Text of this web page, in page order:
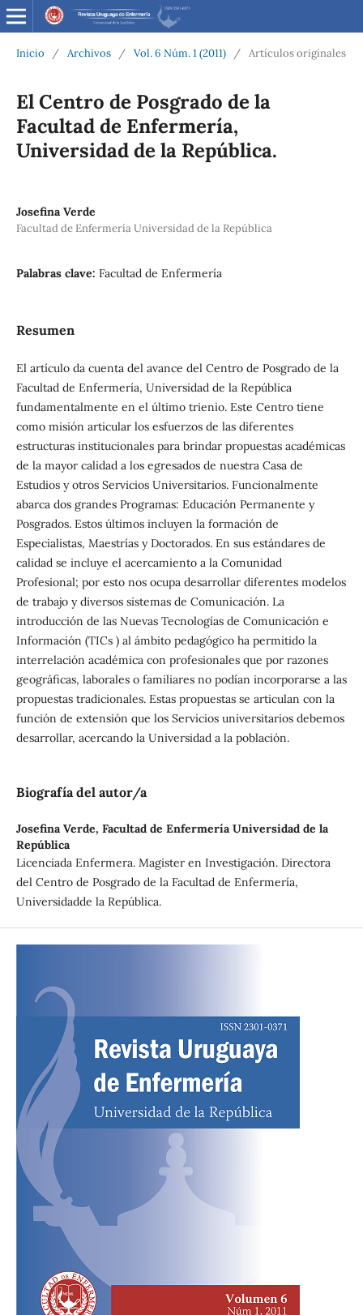
Inicio / Archivos / Vol. 6 Núm. 1 (2011) / Artículos originales
El Centro de Posgrado de la
Facultad de Enfermería,
Universidad de la República.
Josefina Verde
Facultad de Enfermería Universidad de la República
Palabras clave: Facultad de Enfermería
Resumen
El artículo da cuenta del avance del Centro de Posgrado de la
Facultad de Enfermería, Universidad de la República
fundamentalmente en el último trienio. Este Centro tiene
como misión articular los esfuerzos de las diferentes
estructuras institucionales para brindar propuestas académicas
de la mayor calidad a los egresados de nuestra Casa de
Estudios y otros Servicios Universitarios. Funcionalmente
abarca dos grandes Programas: Educación Permanente y
Posgrados. Estos últimos incluyen la formación de
Especialistas, Maestrías y Doctorados. En sus estándares de
calidad se incluye el acercamiento a la Comunidad
Profesional; por esto nos ocupa desarrollar diferentes modelos
de trabajo y diversos sistemas de Comunicación. La
introducción de las Nuevas Tecnologías de Comunicación e
Información (TICs ) al ámbito pedagógico ha permitido la
interrelación académica con profesionales que por razones
geográficas, laborales o familiares no podían incorporarse a las
propuestas tradicionales. Estas propuestas se articulan con la
función de extensión que los Servicios universitarios debemos
desarrollar, acercando la Universidad a la población.
Biografía del autor/a
Josefina Verde, Facultad de Enfermería Universidad de la
República
Licenciada Enfermera. Magister en Investigación. Directora
del Centro de Posgrado de la Facultad de Enfermería,
Universidadde la República.